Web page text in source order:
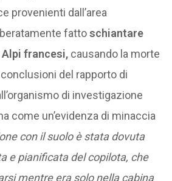
provenienti dall’area
fattoschiantare
Alpi francesi, causando la morte
del rapporto di
di investigazione
come un’evidenza di minaccia
con il suolo è stata dovuta
e pianificata del copilota, che
mentre era solo nella cabina